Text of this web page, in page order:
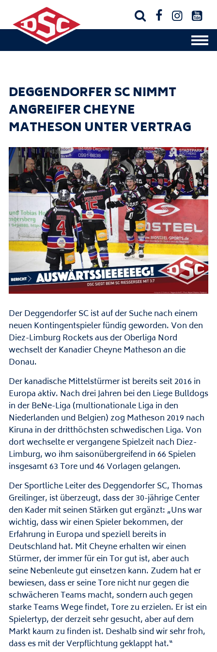
   
DEGGENDORFER SC NIMMT
ANGREIFER CHEYNE
MATHESON UNTER VERTRAG
Der Deggendorfer SC ist auf der Suche nach einem
neuen Kontingentspieler fündig geworden. Von den
Diez-Limburg Rockets aus der Oberliga Nord
wechselt der Kanadier Cheyne Matheson an die
Donau.
Der kanadische Mittelstürmer ist bereits seit 2016 in
Europa aktiv. Nach drei Jahren bei den Liege Bulldogs
in der BeNe-Liga (multionationale Liga in den
Niederlanden und Belgien) zog Matheson 2019 nach
Kiruna in der dritthöchsten schwedischen Liga. Von
dort wechselte er vergangene Spielzeit nach Diez-
Limburg, wo ihm saisonübergreifend in 66 Spielen
insgesamt 63 Tore und 46 Vorlagen gelangen.
Der Sportliche Leiter des Deggendorfer SC, Thomas
Greilinger, ist überzeugt, dass der 30-jährige Center
den Kader mit seinen Stärken gut ergänzt: „Uns war
wichtig, dass wir einen Spieler bekommen, der
Erfahrung in Europa und speziell bereits in
Deutschland hat. Mit Cheyne erhalten wir einen
Stürmer, der immer für ein Tor gut ist, aber auch
seine Nebenleute gut einsetzen kann. Zudem hat er
bewiesen, dass er seine Tore nicht nur gegen die
schwächeren Teams macht, sondern auch gegen
starke Teams Wege findet, Tore zu erzielen. Er ist ein
Spielertyp, der derzeit sehr gesucht, aber auf dem
Markt kaum zu finden ist. Deshalb sind wir sehr froh,
dass es mit der Verpflichtung geklappt hat.“